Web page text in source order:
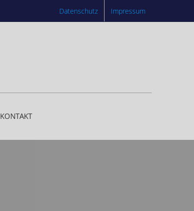
Datenschutz Impressum
KONTAKT